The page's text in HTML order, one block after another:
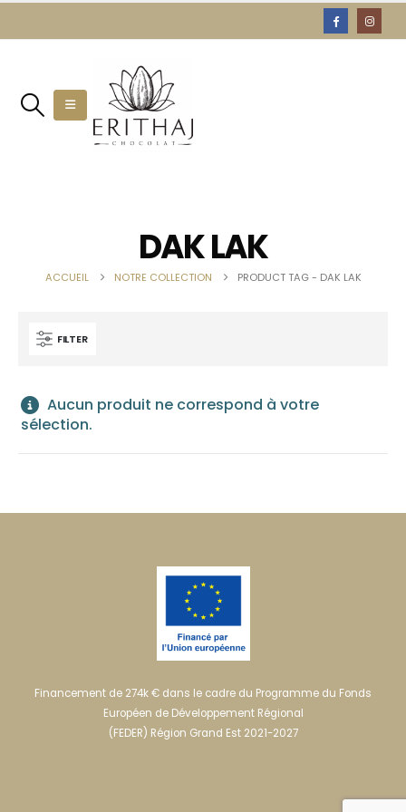
DAK LAK
ACCUEIL NOTRE COLLECTION PRODUCT TAG - DAK LAK
FILTER
Aucun produit ne correspond à votre
sélection.
Financement de 274k € dans le cadre du Programme du Fonds
Européen de Développement Régional
(FEDER) Région Grand Est 2021-2027